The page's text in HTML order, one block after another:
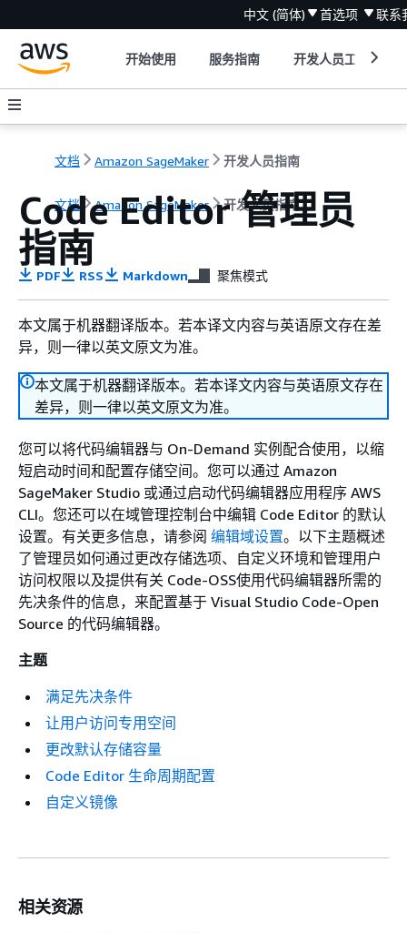
中文 (简体) 首选项 联系
开始使用 服务指南 开发人员工具
文档 Amazon SageMaker 开发人员指南
文档 Amazon SageMaker 开发人员指南
Code Editor 管理员
指南
PDF RSS Markdown 聚焦模式
本文属于机器翻译版本。若本译文内容与英语原文存在差
异，则一律以英文原文为准。
本文属于机器翻译版本。若本译文内容与英语原文存在
差异，则一律以英文原文为准。
您可以将代码编辑器与 On-Demand 实例配合使用，以缩
短启动时间和配置存储空间。您可以通过 Amazon
SageMaker Studio 或通过启动代码编辑器应用程序 AWS
CLI。您还可以在域管理控制台中编辑 Code Editor 的默认
设置。有关更多信息，请参阅 编辑域设置。以下主题概述
了管理员如何通过更改存储选项、自定义环境和管理用户
访问权限以及提供有关 Code-OSS使用代码编辑器所需的
先决条件的信息，来配置基于 Visual Studio Code-Open
Source 的代码编辑器。
主题
满足先决条件
让用户访问专用空间
更改默认存储容量
Code Editor 生命周期配置
自定义镜像
相关资源